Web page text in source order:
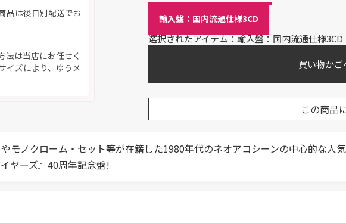
品は後日別配送でお
法は当店にお任せく
イズにより、ゆうメ
輸入盤：国内流通仕様3CD
選択されたアイテム：輸入盤：国内流通仕様3CD
買い物か
この商品
モノクローム・セット等が在籍した1980年代のネオアコシーンの中心的な人
ヤーズ』40周年記念盤!